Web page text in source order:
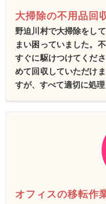
大掃除の不用品回
野迫川村で大掃除をし
まい困っていました。
すぐに駆けつけてくだ
めて回収していただけ
すが、すべて適切に処
オフィスの移転作